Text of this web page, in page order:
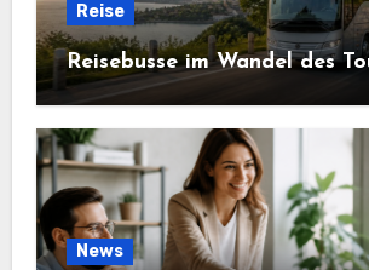
Reise
Reisebusse im Wandel des
News